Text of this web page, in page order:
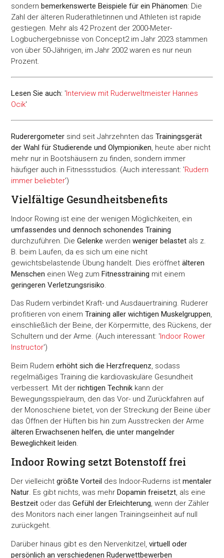
sondernbemerkenswerte Beispiele für ein Phänomen: Die
Zahl der älteren Ruderathletinnen und Athleten ist rapide
gestiegen. Mehr als 42 Prozent der 2000-Meter-
Logbuchergebnisse von Concept2 im Jahr 2023 stammen
von über 50-Jährigen, im Jahr 2002 waren es nur neun
Prozent.
Lesen Sie auch: 'Interview mit Ruderweltmeister Hannes
Ocik'
Ruderergometer sind seit Jahrzehnten dasTrainingsgerät
der Wahl für Studierende und Olympioniken , heute aber nicht
mehr nur in Bootshäusern zu finden, sondern immer
häufiger auch in Fitnessstudios. (Auch interessant: 'Rudern
immer beliebter')
Vielfältige Gesundheitsbenefits
Indoor Rowing ist eine der wenigen Möglichkeiten, ein
umfassendes und dennoch schonendes Training
durchzuführen. DieGelenke werdenweniger belastet als z.
B. beim Laufen, da es sich um eine nicht
gewichtsbelastende Übung handelt. Dies eröffnetälteren
Menschen einen Weg zumFitnesstraining mit einem
geringeren Verletzungsrisiko.
Das Rudern verbindet Kraft- und Ausdauertraining. Ruderer
profitieren von einemTraining aller wichtigen Muskelgruppen,
einschließlich der Beine, der Körpermitte, des Rückens, der
Schultern und der Arme. (Auch interessant: ' Indoor Rower
Instructor')
Beim Rudernerhöht sich die Herzfrequenz, sodass
regelmäßiges Training die kardiovaskuläre Gesundheit
verbessert. Mit derrichtigen Technik kann der
Bewegungsspielraum, den das Vor- und Zurückfahren auf
der Monoschiene bietet, von der Streckung der Beine über
das Öffnen der Hüften bis hin zum Ausstrecken der Arme
älteren Erwachsenen helfen, die unter mangelnder
Beweglichkeit leiden.
Indoor Rowing setzt Botenstoff frei
Der vielleichtgrößte Vorteil des Indoor-Ruderns istmentaler
Natur. Es gibt nichts, was mehrDopamin freisetzt, als eine
Bestzeit oder dasGefühl der Erleichterung, wenn der Zähler
des Monitors nach einer langen Trainingseinheit auf null
zurückgeht.
Darüber hinaus gibt es den Nervenkitzel,virtuell oder
persönlich an verschiedenen Ruderwettbewerben